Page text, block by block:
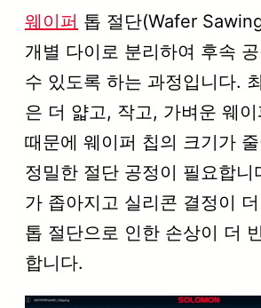
웨이퍼 톱 절단(Wafer
개별 다이로 분리하여 후속
수 있도록 하는 과정입니다.
은 더 얇고, 작고, 가벼운 웨
때문에 웨이퍼 칩의 크기가
정밀한 절단 공정이 필요합니
가 좁아지고 실리콘 결정이
톱 절단으로 인한 손상이 더
합니다.